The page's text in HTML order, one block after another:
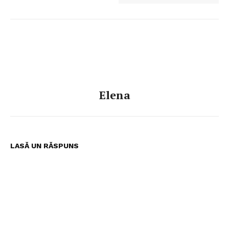
Elena
LASĂ UN RĂSPUNS